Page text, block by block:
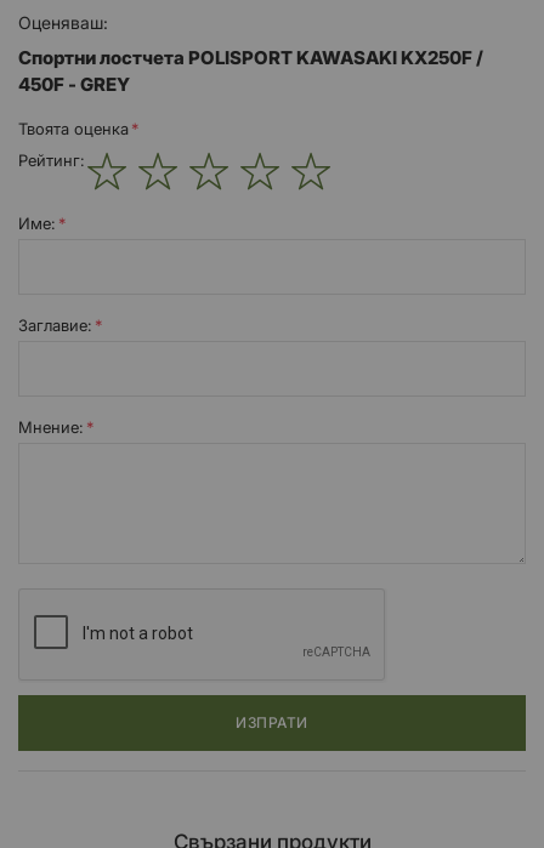
Оценяваш:
Спортни лостчета POLISPORT KAWASAKI KX250F /
450F - GREY
Твоята оценка
Рейтинг:
Име:
Заглавиe:
Мнение:
ИЗПРАТИ
Свързани продукти